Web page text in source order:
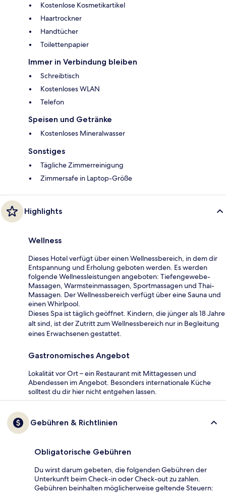
Kostenlose Kosmetikartikel
Haartrockner
Handtücher
Toilettenpapier
Immer in Verbindung bleiben
Schreibtisch
Kostenloses WLAN
Telefon
Speisen und Getränke
Kostenloses Mineralwasser
Sonstiges
Tägliche Zimmerreinigung
Zimmersafe in Laptop-Größe
Highlights
Wellness
Dieses Hotel verfügt über einen Wellnessbereich, in dem dir
Entspannung und Erholung geboten werden. Es werden
folgende Wellnessleistungen angeboten: Tiefengewebe-
Massagen, Warmsteinmassagen, Sportmassagen und Thai-
Massagen. Der Wellnessbereich verfügt über eine Sauna und
einen Whirlpool.
Dieses Spa ist täglich geöffnet. Kindern, die jünger als 18 Jahre
alt sind, ist der Zutritt zum Wellnessbereich nur in Begleitung
eines Erwachsenen gestattet.
Gastronomisches Angebot
Lokalität vor Ort – ein Restaurant mit Mittagessen und
Abendessen im Angebot. Besonders internationale Küche
solltest du dir hier nicht entgehen lassen.
Gebühren & Richtlinien
Obligatorische Gebühren
Du wirst darum gebeten, die folgenden Gebühren der
Unterkunft beim Check-in oder Check-out zu zahlen.
Gebühren beinhalten möglicherweise geltende Steuern: